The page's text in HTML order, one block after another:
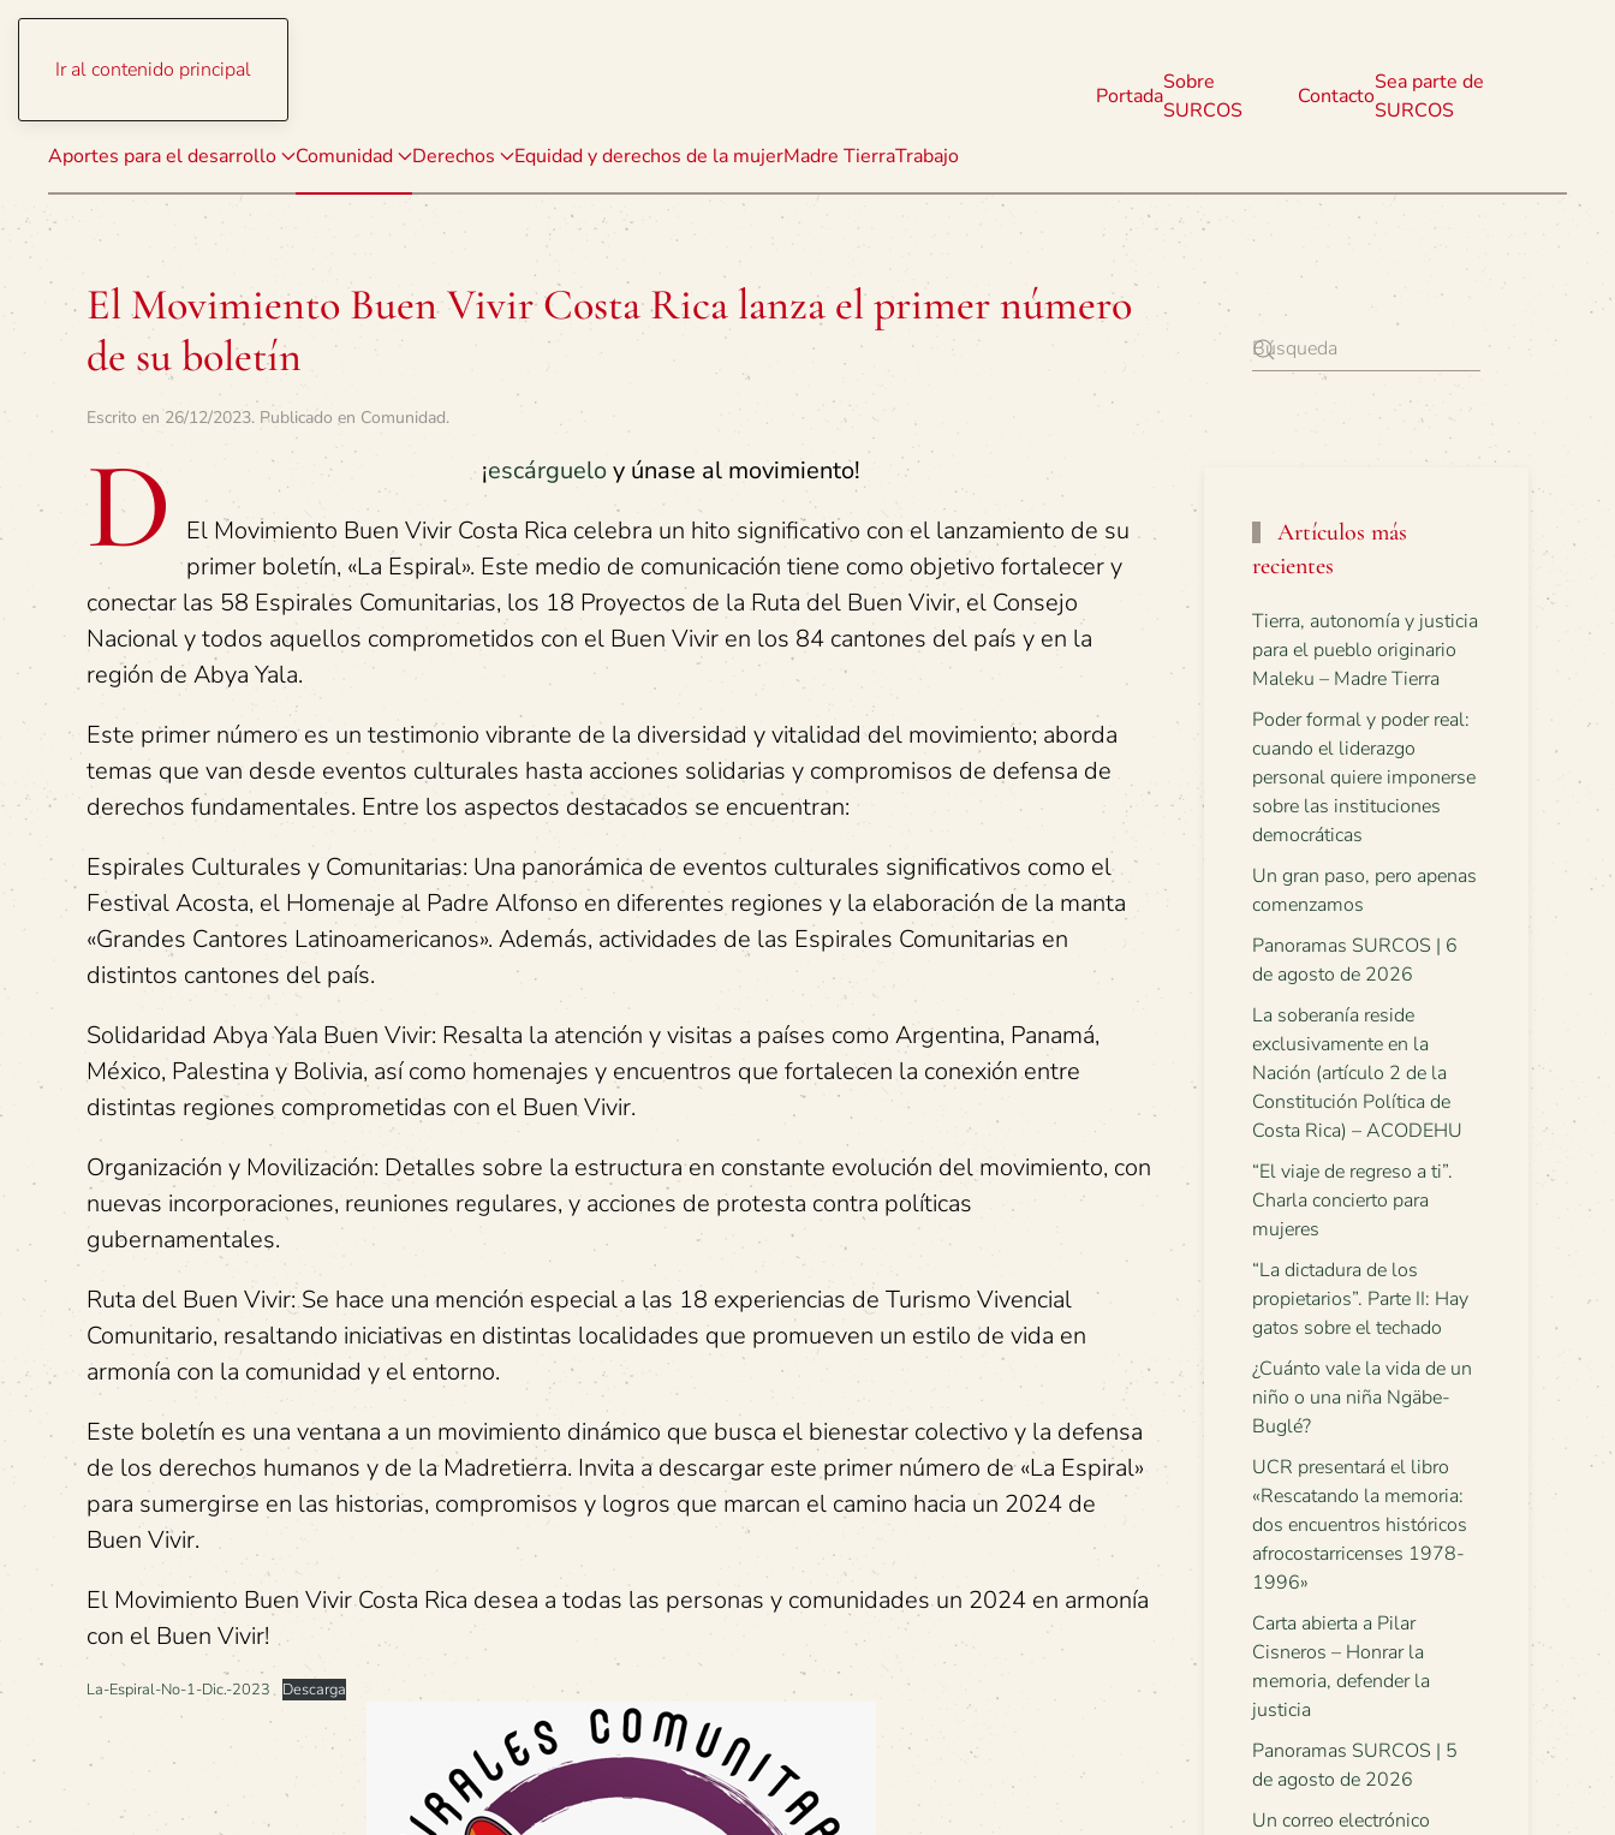
Ir al contenido principal
Aportes para el desarrollo Comunidad Derechos Equidad y derechos de la mujerMadre TierraTrabajo
Portada
Sobre
SURCOS
Contacto
Sea parte de
SURCOS
El Movimiento Buen Vivir Costa Rica lanza el primer número
de su boletín
Escrito en 26/12/2023. Publicado en Comunidad.
¡
D escárgueloy únase al movimiento!
El Movimiento Buen Vivir Costa Rica celebra un hito significativo con el lanzamiento de su
primer boletín, «La Espiral». Este medio de comunicación tiene como objetivo fortalecer y
conectar las 58 Espirales Comunitarias, los 18 Proyectos de la Ruta del Buen Vivir, el Consejo
Nacional y todos aquellos comprometidos con el Buen Vivir en los 84 cantones del país y en la
región de Abya Yala.
Este primer número es un testimonio vibrante de la diversidad y vitalidad del movimiento; aborda
temas que van desde eventos culturales hasta acciones solidarias y compromisos de defensa de
derechos fundamentales. Entre los aspectos destacados se encuentran:
Espirales Culturales y Comunitarias: Una panorámica de eventos culturales significativos como el
Festival Acosta, el Homenaje al Padre Alfonso en diferentes regiones y la elaboración de la manta
«Grandes Cantores Latinoamericanos». Además, actividades de las Espirales Comunitarias en
distintos cantones del país.
Solidaridad Abya Yala Buen Vivir: Resalta la atención y visitas a países como Argentina, Panamá,
México, Palestina y Bolivia, así como homenajes y encuentros que fortalecen la conexión entre
distintas regiones comprometidas con el Buen Vivir.
Organización y Movilización: Detalles sobre la estructura en constante evolución del movimiento, con
nuevas incorporaciones, reuniones regulares, y acciones de protesta contra políticas
gubernamentales.
Ruta del Buen Vivir: Se hace una mención especial a las 18 experiencias de Turismo Vivencial
Comunitario, resaltando iniciativas en distintas localidades que promueven un estilo de vida en
armonía con la comunidad y el entorno.
Este boletín es una ventana a un movimiento dinámico que busca el bienestar colectivo y la defensa
de los derechos humanos y de la Madretierra. Invita a descargar este primer número de «La Espiral»
para sumergirse en las historias, compromisos y logros que marcan el camino hacia un 2024 de
Buen Vivir.
El Movimiento Buen Vivir Costa Rica desea a todas las personas y comunidades un 2024 en armonía
con el Buen Vivir!
La-Espiral-No-1-Dic.-2023 Descarga
Artículos más
recientes
Tierra, autonomía y justicia
para el pueblo originario
Maleku – Madre Tierra
Poder formal y poder real:
cuando el liderazgo
personal quiere imponerse
sobre las instituciones
democráticas
Un gran paso, pero apenas
comenzamos
Panoramas SURCOS | 6
de agosto de 2026
La soberanía reside
exclusivamente en la
Nación (artículo 2 de la
Constitución Política de
Costa Rica) – ACODEHU
“El viaje de regreso a ti”.
Charla concierto para
mujeres
“La dictadura de los
propietarios”. Parte II: Hay
gatos sobre el techado
¿Cuánto vale la vida de un
niño o una niña Ngäbe-
Buglé?
UCR presentará el libro
«Rescatando la memoria:
dos encuentros históricos
afrocostarricenses 1978-
1996»
Carta abierta a Pilar
Cisneros – Honrar la
memoria, defender la
justicia
Panoramas SURCOS | 5
de agosto de 2026
Un correo electrónico